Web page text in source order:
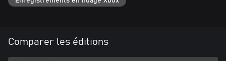
Comparer les éditions